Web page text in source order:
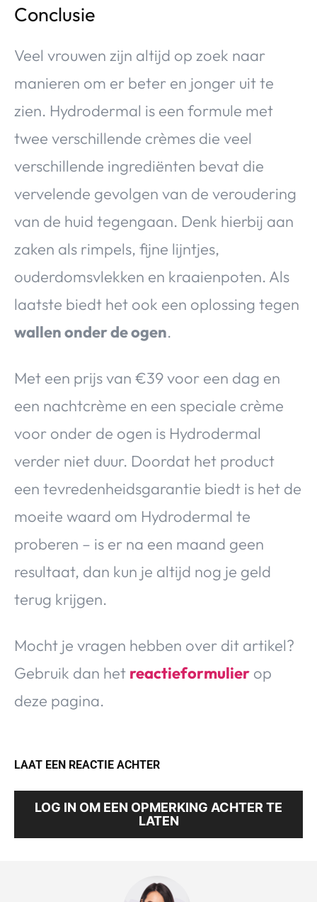
Conclusie
Veel vrouwen zijn altijd op zoek naar
manieren om er beter en jonger uit te
zien. Hydrodermal is een formule met
twee verschillende crèmes die veel
verschillende ingrediënten bevat die
vervelende gevolgen van de veroudering
van de huid tegengaan. Denk hierbij aan
zaken als rimpels, fijne lijntjes,
ouderdomsvlekken en kraaienpoten. Als
laatste biedt het ook een oplossing tegen
wallen onder de ogen.
Met een prijs van €39 voor een dag en
een nachtcrème en een speciale crème
voor onder de ogen is Hydrodermal
verder niet duur. Doordat het product
een tevredenheidsgarantie biedt is het de
moeite waard om Hydrodermal te
proberen – is er na een maand geen
resultaat, dan kun je altijd nog je geld
terug krijgen.
Mocht je vragen hebben over dit artikel?
Gebruik dan het reactieformulier op
deze pagina.
LAAT EEN REACTIE ACHTER
LOG IN OM EEN OPMERKING ACHTER TE
LATEN